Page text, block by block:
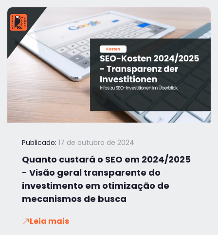
Publicado: 17 de outubro de 2024
Quanto custará o SEO em 2024/2025
- Visão geral transparente do
investimento em otimização de
mecanismos de busca
Leia mais